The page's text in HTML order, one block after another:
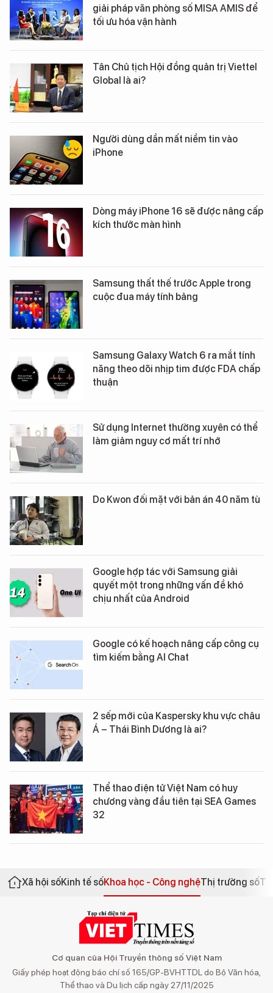
giải pháp văn phòng số MISA AMIS để
tối ưu hóa vận hành
Tân Chủ tịch Hội đồng quản trị Viettel
Global là ai?
Người dùng dần mất niềm tin vào
iPhone
Dòng máy iPhone 16 sẽ được nâng cấp
kích thước màn hình
Samsung thất thế trước Apple trong
cuộc đua máy tính bảng
Samsung Galaxy Watch 6 ra mắt tính
năng theo dõi nhịp tim được FDA chấp
thuận
Sử dụng Internet thường xuyên có thể
làm giảm nguy cơ mất trí nhớ
Do Kwon đối mặt với bản án 40 năm tù
Google hợp tác với Samsung giải
quyết một trong những vấn đề khó
chịu nhất của Android
Google có kế hoạch nâng cấp công cụ
tìm kiếm bằng AI Chat
2 sếp mới của Kaspersky khu vực châu
Á – Thái Bình Dương là ai?
Thể thao điện tử Việt Nam có huy
chương vàng đầu tiên tại SEA Games
32
Xã hội sốKinh tế sốKhoa học - Công nghệThị trường số
Cơ quan của Hội Truyền thông số Việt Nam
Giấy phép hoạt động báo chí số 165/GP-BVHTTDL do Bộ Văn hóa,
Thể thao và Du lịch cấp ngày 27/11/2025